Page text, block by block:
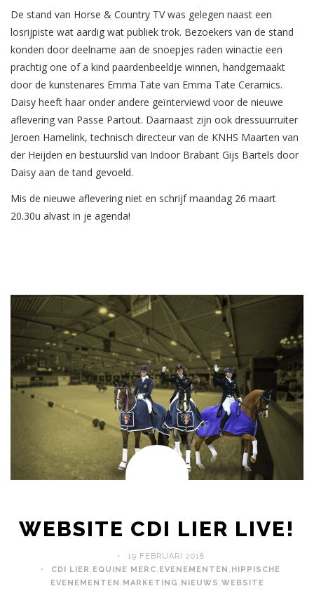
De stand van Horse & Country TV was gelegen naast een
losrijpiste wat aardig wat publiek trok. Bezoekers van de stand
konden door deelname aan de snoepjes raden winactie een
prachtig one of a kind paardenbeeldje winnen, handgemaakt
door de kunstenares Emma Tate van Emma Tate Ceramics.
Daisy heeft haar onder andere geïnterviewd voor de nieuwe
aflevering van Passe Partout. Daarnaast zijn ook dressuurruiter
Jeroen Hamelink, technisch directeur van de KNHS Maarten van
der Heijden en bestuurslid van Indoor Brabant Gijs Bartels door
Daisy aan de tand gevoeld.
Mis de nieuwe aflevering niet en schrijf maandag 26 maart
20.30u alvast in je agenda!
WEBSITE CDI LIER LIVE!
19 FEBRUARI 2018
CDI LIER , EQUINE MERC, EVENEMENTEN , HIPPISCHE
EVENEMENTEN , MARKETING , NIEUWS ,WEBSITE